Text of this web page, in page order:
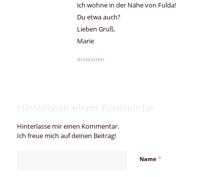
ich wohne in der Nähe von Fulda!
Du etwa auch?
Lieben Gruß,
Marie
Antworten
Hinterlasse einen Kommentar
Hinterlasse mir einen Kommentar.
Ich freue mich auf deinen Beitrag!
Name *